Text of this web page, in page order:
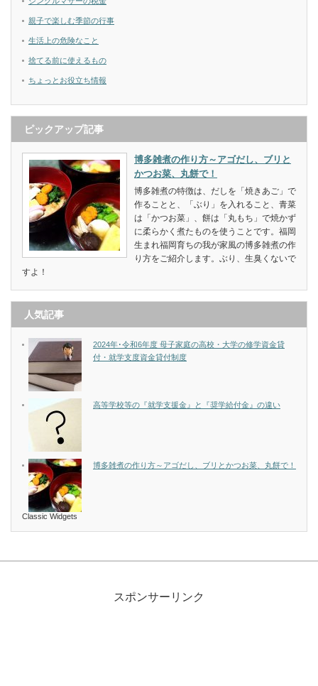
親子で楽しむ季節の行事
生活上の危険なこと
捨てる前に使えるもの
ちょっとお役立ち情報
ピックアップ記事
博多雑煮の作り方～アゴだし、ブリと
かつお菜、丸餅で！
博多雑煮の特徴は、だしを「焼きあご」で
作ることと、「ぶり」を入れること、青菜
は「かつお菜」、餅は「丸もち」で焼かず
に柔らかく煮たものを使うことです。福岡
生まれ福岡育ちの我が家風の博多雑煮の作
り方をご紹介します。ぶり、生臭くないで
すよ！
人気記事
2024年･令和6年度 母子家庭の高校・大学の修学資金貸
付・就学支度資金貸付制度
高等学校等の『就学支援金』と『奨学給付金』の違い
博多雑煮の作り方～アゴだし、ブリとかつお菜、丸餅で！
Classic Widgets
スポンサーリンク